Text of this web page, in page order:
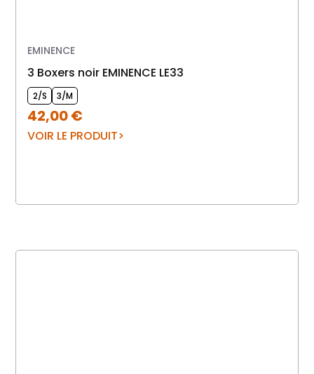
EMINENCE
3 Boxers noir EMINENCE LE33
2/S 3/M
42,00€
VOIR LE PRODUIT